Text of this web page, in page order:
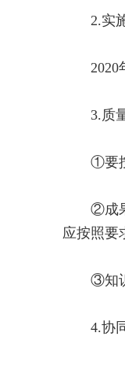
2.实施
2020年
3.质量
①要按
②成果
应按照要
③知识
4.协同